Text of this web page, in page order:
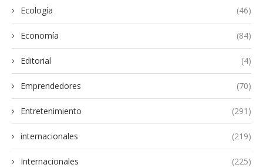
Ecología (46)
Economía (84)
Editorial (4)
Emprendedores (70)
Entretenimiento (291)
internacionales (219)
Internacionales (225)